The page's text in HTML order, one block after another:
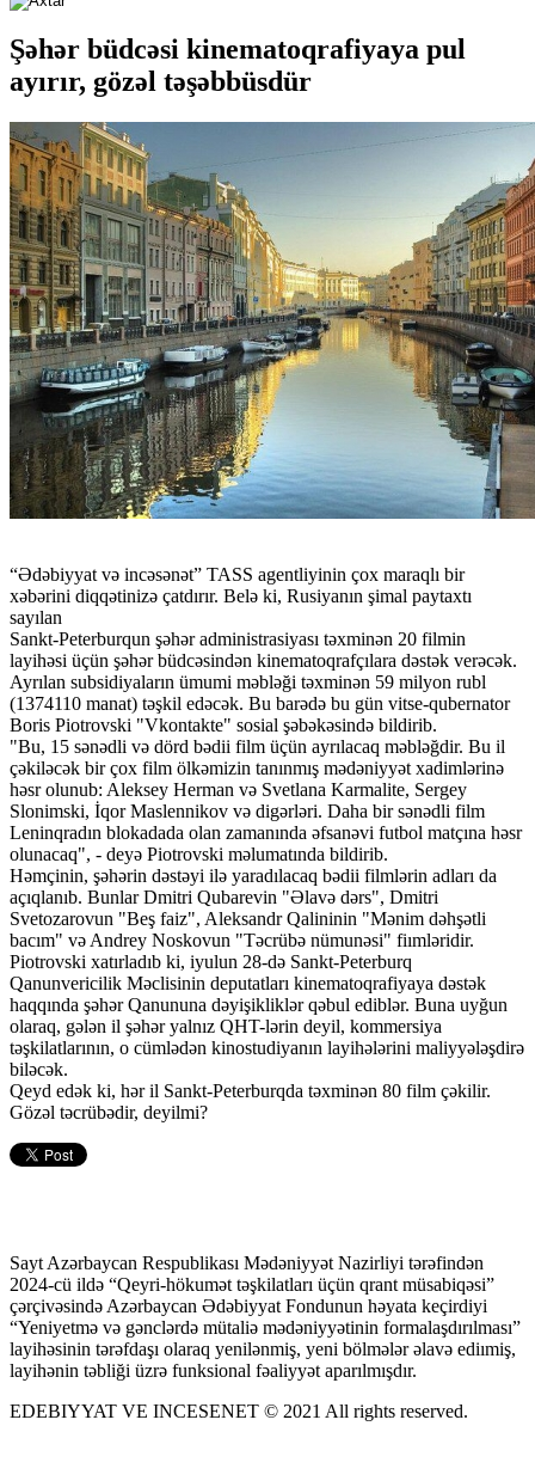
Şəhər büdcəsi kinematoqrafiyaya pul
ayırır, gözəl təşəbbüsdür
“Ədəbiyyat və incəsənət” TASS agentliyinin çox maraqlı bir
xəbərini diqqətinizə çatdırır. Belə ki, Rusiyanın şimal paytaxtı
sayılan
Sankt-Peterburqun şəhər administrasiyası təxminən 20 filmin
layihəsi üçün şəhər büdcəsindən kinematoqrafçılara dəstək verəcək.
Ayrılan subsidiyaların ümumi məbləği təxminən 59 milyon rubl
(1374110 manat) təşkil edəcək. Bu barədə bu gün vitse-qubernator
Boris Piotrovski "Vkontakte" sosial şəbəkəsində bildirib.
"Bu, 15 sənədli və dörd bədii film üçün ayrılacaq məbləğdir. Bu il
çəkiləcək bir çox film ölkəmizin tanınmış mədəniyyət xadimlərinə
həsr olunub: Aleksey Herman və Svetlana Karmalite, Sergey
Slonimski, İqor Maslennikov və digərləri. Daha bir sənədli film
Leninqradın blokadada olan zamanında əfsanəvi futbol matçına həsr
olunacaq", - deyə Piotrovski məlumatında bildirib.
Həmçinin, şəhərin dəstəyi ilə yaradılacaq bədii filmlərin adları da
açıqlanıb. Bunlar Dmitri Qubarevin "Əlavə dərs", Dmitri
Svetozarovun "Beş faiz", Aleksandr Qalininin "Mənim dəhşətli
bacım" və Andrey Noskovun "Təcrübə nümunəsi" fiımləridir.
Piotrovski xatırladıb ki, iyulun 28-də Sankt-Peterburq
Qanunvericilik Məclisinin deputatları kinematoqrafiyaya dəstək
haqqında şəhər Qanununa dəyişikliklər qəbul ediblər. Buna uyğun
olaraq, gələn il şəhər yalnız QHT-lərin deyil, kommersiya
təşkilatlarının, o cümlədən kinostudiyanın layihələrini maliyyələşdirə
biləcək.
Qeyd edək ki, hər il Sankt-Peterburqda təxminən 80 film çəkilir.
Gözəl təcrübədir, deyilmi?
Sayt Azərbaycan Respublikası Mədəniyyət Nazirliyi tərəfindən
2024-cü ildə “Qeyri-hökumət təşkilatları üçün qrant müsabiqəsi”
çərçivəsində Azərbaycan Ədəbiyyat Fondunun həyata keçirdiyi
“Yeniyetmə və gənclərdə mütaliə mədəniyyətinin formalaşdırılması”
layihəsinin tərəfdaşı olaraq yenilənmiş, yeni bölmələr əlavə ediımiş,
layihənin təbliği üzrə funksional fəaliyyət aparılmışdır.
EDEBIYYAT VE INCESENET © 2021 All rights reserved.